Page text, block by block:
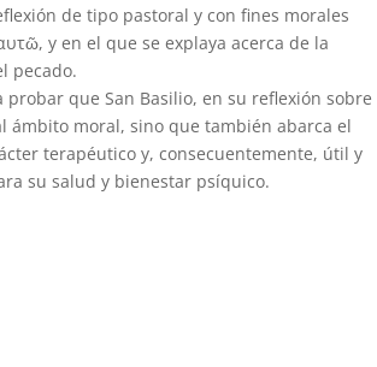
de tipo pastoral y con fines morales
y en el que se explaya acerca de la
pecado.
que San Basilio, en su reflexión sobre
ámbito moral, sino que también abarca el
terapéutico y, consecuentemente, útil y
su salud y bienestar psíquico.